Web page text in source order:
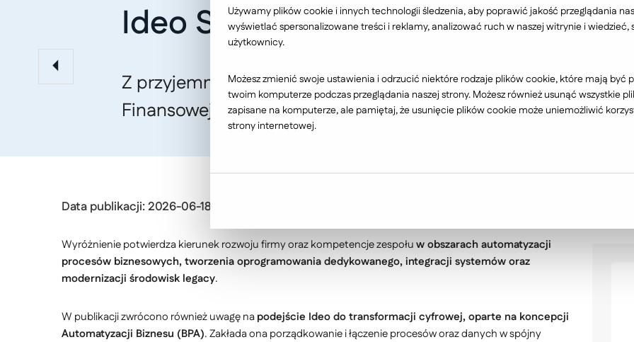
Ideo Software Liderem
Z przyjemnością informujemy, że Ideo Software zostało
Finansowej i otrzymało tytuł Lidera Technologii 2026.
Data publikacji: 2026-06-18
Wyróżnienie potwierdza kierunek rozwoju firmy oraz kompetencje zespołuw obszarach automatyzacji
procesów biznesowych, tworzenia oprogramowania dedykowanego, integracji systemów oraz
modernizacji środowisk legacy.
W publikacji zwrócono również uwagę napodejście Ideo do transformacji cyfrowej, oparte na koncepcji
Automatyzacji Biznesu (BPA). Zakłada ona porządkowanie i łączenie procesów oraz danych w spójny
Używamy plików cookie i innych technologii śledzenia, aby poprawić jakość przeglądania
wyświetlać spersonalizowane treści i reklamy, analizować ruch w naszej witrynie i wiedzieć,
użytkownicy.
Możesz zmienić swoje ustawienia i odrzucić niektóre rodzaje plików cookie, które mają być
twoim komputerze podczas przeglądania naszej strony. Możesz również usunąć wszystkie
zapisane na komputerze, ale pamiętaj, że usunięcie plików cookie może uniemożliwić
strony internetowej.